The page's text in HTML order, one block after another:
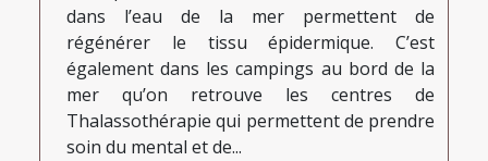
dans l’eau de la mer permettent de
régénérer le tissu épidermique. C’est
également dans les campings au bord de la
mer qu’on retrouve les centres de
Thalassothérapie qui permettent de prendre
soin du mental et de...